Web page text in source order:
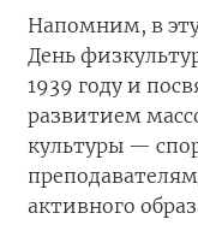
Напомним, в эту
День
1939 году и
развитием
культуры —
активного